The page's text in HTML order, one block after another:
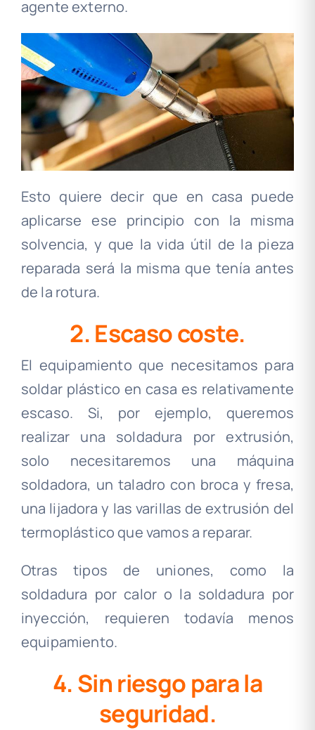
agente externo.
Esto quiere decir que en casa puede
aplicarse ese principio con la misma
solvencia, y que la vida útil de la pieza
reparada será la misma que tenía antes
de la rotura.
2. Escaso coste.
El equipamiento que necesitamos para
soldar plástico en casa es relativamente
escaso. Si, por ejemplo, queremos
realizar una soldadura por extrusión,
solo necesitaremos una máquina
soldadora, un taladro con broca y fresa,
una lijadora y las varillas de extrusión del
termoplástico que vamos a reparar.
Otras tipos de uniones, como la
soldadura por calor o la soldadura por
inyección, requieren todavía menos
equipamiento.
4. Sin riesgo para la
seguridad.